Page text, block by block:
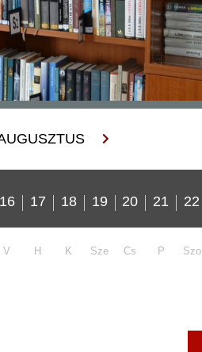
16 17 18 19 20 21 22
V H K Sze Cs P Szo